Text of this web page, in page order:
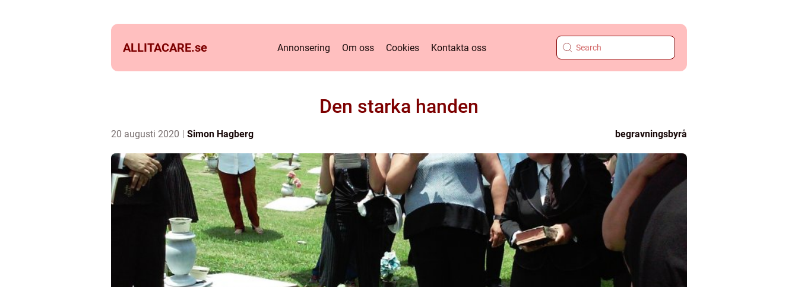
ALLITACARE.se Annonsering Om oss Cookies Kontakta oss
Den starka handen
20 augusti 2020 Simon Hagberg begravningsbyrå